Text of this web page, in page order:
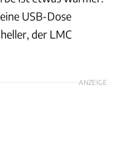
USB-Dose
der LMC
ANZEIGE